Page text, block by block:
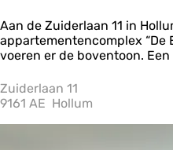
A
p
p
r
t
m
Aan de Zuiderlaan 11 in
appartementencomplex “De
voeren er de boventoon. Een
Zuiderlaan 11
9161 AE Hollum